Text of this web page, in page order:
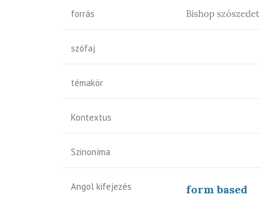
forrás Bishop szószedet
szófaj
témakör
Kontextus
Szinoníma
Angol kifejezés form based